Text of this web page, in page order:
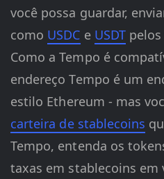
você possa guardar,
como USDC e USDTpelos
Como a Tempo é
endereço Tempo é um
estilo Ethereum - mas
carteira de stablecoins
Tempo, entenda os
taxas em stablecoins em